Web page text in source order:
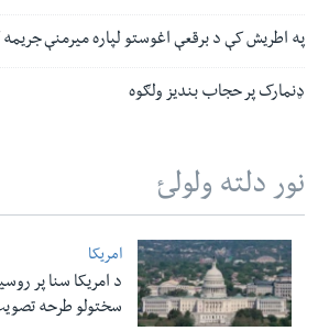
په اطریش کې د برقعې اغوستو لپاره میرمنې
ډنمارک پر حجاب بندیز ولګوه
نور دلته ولولئ
امریکا
د امریکا سنا پر
سختولو طرحه